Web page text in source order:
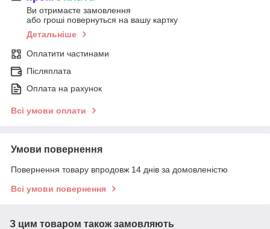
Ви отримаєте замовлення
або гроші повернуться на вашу картку
Детальніше
Оплатити частинами
Післяплата
Оплата на рахунок
Всі умови оплати
Умови повернення
Повернення товару впродовж 14 днів за домовленістю
Всі умови повернення
З цим товаром також замовляють